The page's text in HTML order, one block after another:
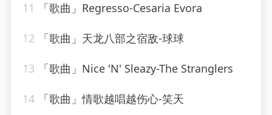
11 「歌曲」Regresso-Cesaria Evora
12 「歌曲」天龙八部之宿敌-球球
13 「歌曲」Nice 'N' Sleazy-The Stranglers
14 「歌曲」情歌越唱越伤心-笑天